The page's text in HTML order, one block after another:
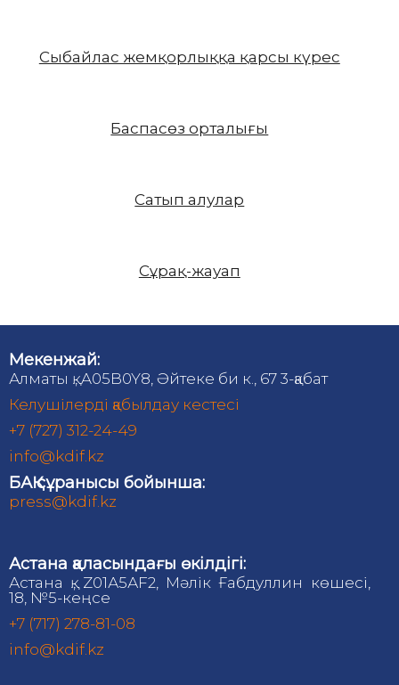
Сыбайлас жемқорлыққа қарсы күрес
Баспасөз орталығы
Сатып алулар
Сұрақ-жауап
Мекенжай:
Алматы қ., A05B0Y8, Әйтеке би к., 67 3-қабат
Келушілерді қабылдау кестесі
+7 (727) 312-24-49
info@kdif.kz
БАҚ сұранысы бойынша:
press@kdif.kz
Астана қаласындағы өкілдігі:
Астана қ., Z01А5АF2, Мәлік Ғабдуллин көшесі,
18, №5-кеңсе
+7 (717) 278-81-08
info@kdif.kz